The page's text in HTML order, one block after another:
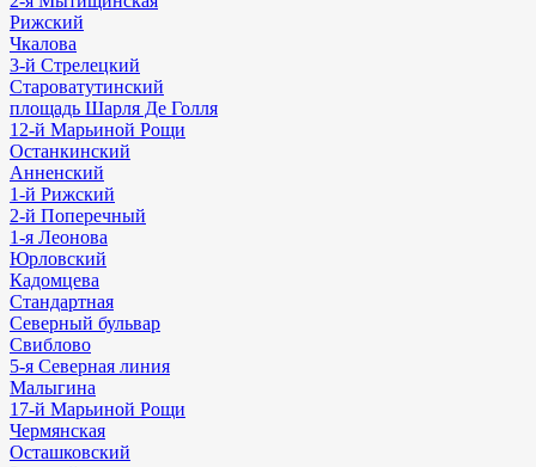
Рижский
Чкалова
3-й Стрелецкий
Староватутинский
площадь Шарля Де Голля
12-й Марьиной Рощи
Останкинский
Анненский
1-й Рижский
2-й Поперечный
1-я Леонова
Юрловский
Кадомцева
Стандартная
Северный бульвар
Свиблово
5-я Северная линия
Малыгина
17-й Марьиной Рощи
Чермянская
Осташковский